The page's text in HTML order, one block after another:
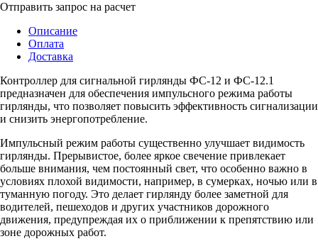
Отправить запрос на расчет
Описание
Оплата
Доставка
Контроллер для сигнальной гирлянды ФС-12 и ФС-12.1
предназначен для обеспечения импульсного режима работы
гирлянды, что позволяет повысить эффективность сигнализации
и снизить энергопотребление.
Импульсный режим работы существенно улучшает видимость
гирлянды. Прерывистое, более яркое свечение привлекает
больше внимания, чем постоянный свет, что особенно важно в
условиях плохой видимости, например, в сумерках, ночью или в
туманную погоду. Это делает гирлянду более заметной для
водителей, пешеходов и других участников дорожного
движения, предупреждая их о приближении к препятствию или
зоне дорожных работ.